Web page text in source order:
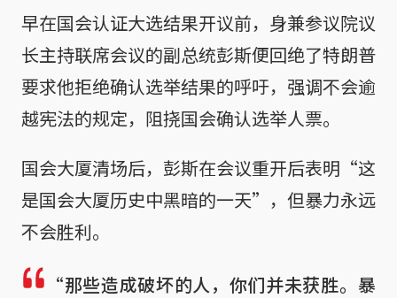
早在国会认证大选结果开议前，身兼参议院议
长主持联席会议的副总统彭斯便回绝了特朗普
要求他拒绝确认选举结果的呼吁，强调不会逾
越宪法的规定，阻挠国会确认选举人票。
国会大厦清场后，彭斯在会议重开后表明“这
是国会大厦历史中黑暗的一天”，但暴力永远
不会胜利。
“那些造成破坏的人，你们并未获胜。暴